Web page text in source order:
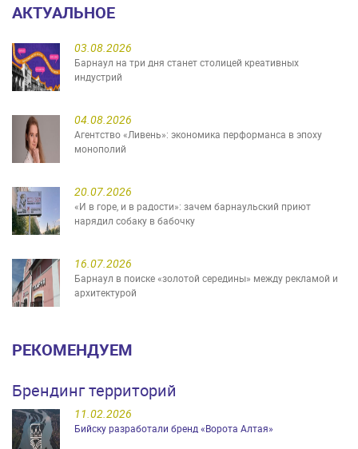
АКТУАЛЬНОЕ
03.08.2026
Барнаул на три дня станет столицей креативных
индустрий
04.08.2026
Агентство «Ливень»: экономика перформанса в эпоху
монополий
20.07.2026
«И в горе, и в радости»: зачем барнаульский приют
нарядил собаку в бабочку
16.07.2026
Барнаул в поиске «золотой середины» между рекламой и
архитектурой
РЕКОМЕНДУЕМ
Брендинг территорий
11.02.2026
Бийску разработали бренд «Ворота Алтая»